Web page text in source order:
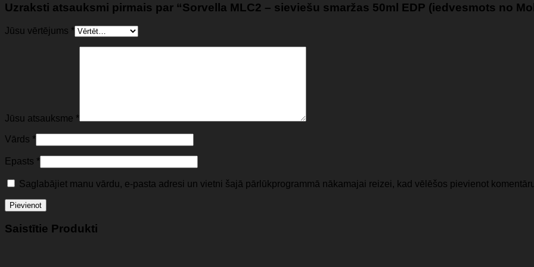
Uzraksti atsauksmi pirmais par “Sorvella MLC2 – sieviešu smaržas 50ml EDP (iedvesmots no
Jūsu vērtējums *
Jūsu atsauksme *
Vārds *
Epasts *
Saglabājiet manu vārdu, e-pasta adresi un vietni šajā pārlūkprogrammā nākamajai reizei, kad vēlēšos pievienot
Saistītie Produkti